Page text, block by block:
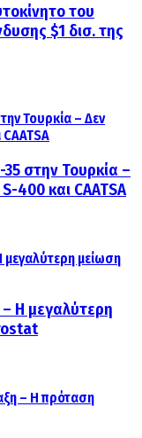
του
$1 δισ. της
35 στην Τουρκία –
400 και CAATSA
Η μεγαλύτερη